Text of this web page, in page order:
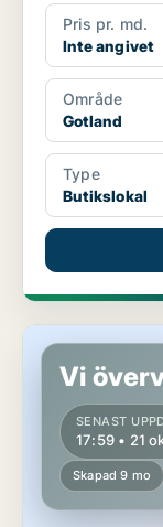
Pris pr. md.
Inte angivet
Område
Gotland
Type
Butikslokal
Butikslokal i
Vi
SENAST
17:59 • 21
Skapad 9 mo